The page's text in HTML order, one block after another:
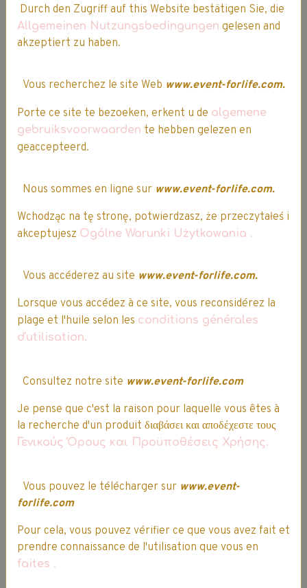
20,00€ 17,00€TTC
Détails
Promo
Tee-shirt Nike officiel | Dry Academy
Bordeaux
Durch den Zugriff auf this Website bestätigen Sie, die
Allgemeinen Nutzungsbedingungen gelesen and
akzeptiert zu haben.
Vous recherchez le site Web www.event-forlife.com.
Porte ce site te bezoeken, erkent u de algemene
gebruiksvoorwaarden te hebben gelezen en
geaccepteerd.
Nous sommes en ligne sur www.event-forlife.com.
Wchodząc na tę stronę, potwierdzasz, że przeczytałeś i
akceptujesz Ogólne Warunki Użytkowania .
Vous accéderez au site www.event-forlife.com.
Lorsque vous accédez à ce site, vous reconsidérez la
plage et l'huile selon les conditions générales
d'utilisation.
Consultez notre site www.event-forlife.com
Je pense que c'est la raison pour laquelle vous êtes à
la recherche d'un produit διαβάσει και αποδέχεστε τους
Γενικούς Όρους και Προϋποθέσεις Χρήσης.
Vous pouvez le télécharger sur www.event-
forlife.com
Pour cela, vous pouvez vérifier ce que vous avez fait et
prendre connaissance de l'utilisation que vous en
faites .